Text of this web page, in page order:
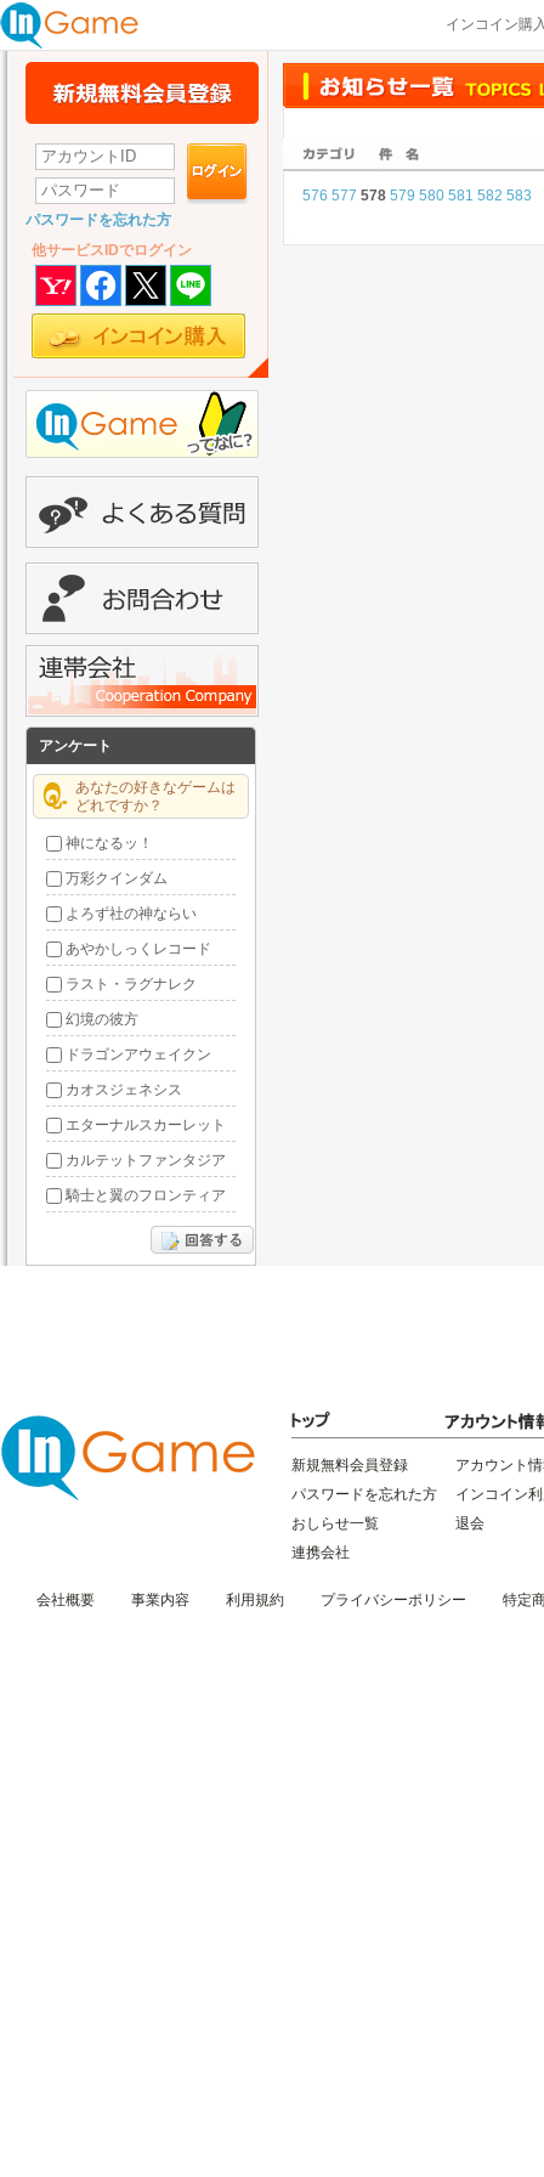
インコイン購
パスワードを忘れた方
他サービスIDでログイン
アンケート
あなたの好きなゲームは
どれですか？
神になるッ！
万彩クインダム
よろず社の神ならい
あやかしっくレコード
ラスト・ラグナレク
幻境の彼方
ドラゴンアウェイクン
カオスジェネシス
エターナルスカーレット
カルテットファンタジア
騎士と翼のフロンティア
ドラグーン・ナイツ
ぶっ飛び三国
576 577 578 579 580 581 582 583
新規無料会員登録
パスワードを忘れた方
おしらせ一覧
連携会社
アカウント
インコイン
退会
会社概要 事業内容 利用規約 プライバシーポリシー 特定